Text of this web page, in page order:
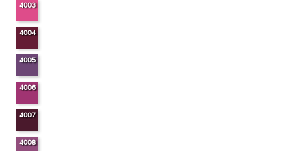
4003
4004
4005
4006
4007
4008